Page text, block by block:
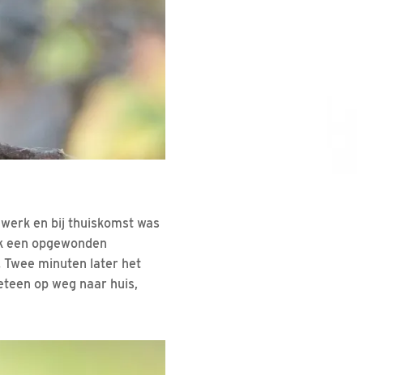
en bij thuiskomst was
een opgewonden
Twee minuten later het
op weg naar huis,